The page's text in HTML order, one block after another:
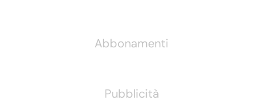
Abbonamenti
Pubblicità